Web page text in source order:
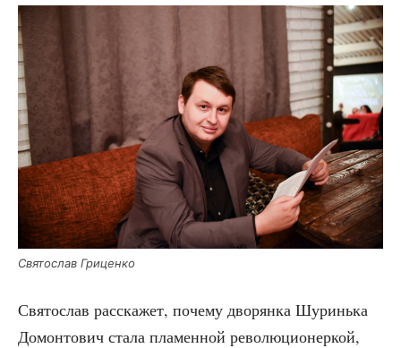
Свя­то­слав Гриценко
Свя­то­слав рас­ска­жет, поче­му дво­рян­ка Шуринь­ка
Домон­то­вич ста­ла пла­мен­ной рево­лю­ци­о­нер­кой,